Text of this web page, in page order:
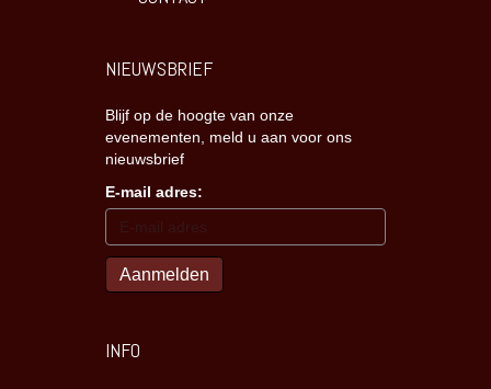
NIEUWSBRIEF
Blijf op de hoogte van onze
evenementen, meld u aan voor ons
nieuwsbrief
E-mail adres:
INFO